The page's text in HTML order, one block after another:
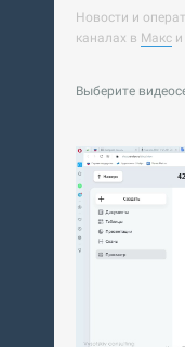
Новости и
каналах в Макс и
Выберите